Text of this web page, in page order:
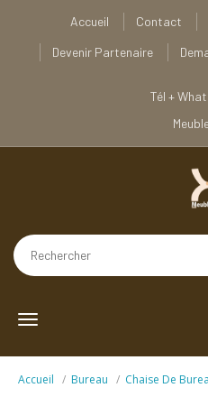
Accueil Contact
Devenir Partenaire
Tél +
Toggle
Accueil Bureau Chaise De